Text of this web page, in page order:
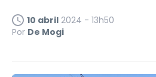
10 abril 2024 - 13h50
Por De Mogi